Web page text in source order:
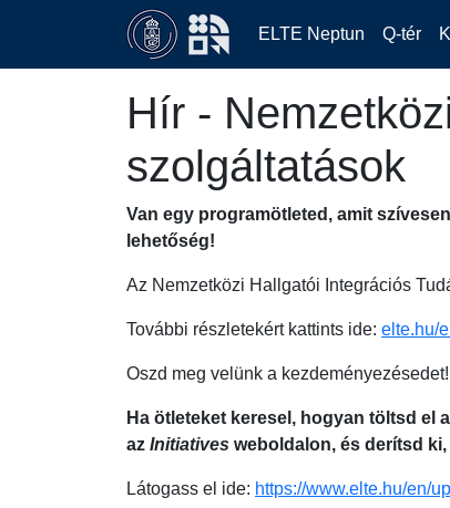
ELTE Neptun Q-tér
Hír -
szolgáltatások
Van egy programötleted, amit
lehetőség!
Az Nemzetközi Hallgatói Integrációs
További részletekért kattints ide: elte.hu/
Oszd meg velünk a kezdeményezésedet!
Ha ötleteket keresel, hogyan töltsd el
az Initiatives weboldalon, és derítsd
Látogass el ide: https://www.elte.hu/en/